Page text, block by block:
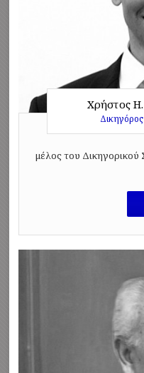
Χρήστος
μέλος του